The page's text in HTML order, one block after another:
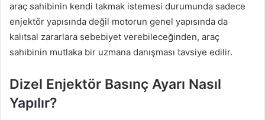
araç sahibinin kendi takmak istemesi durumunda sadece
enjektör yapısında değil motorun genel yapısında da
kalıtsal zararlara sebebiyet verebileceğinden, araç
sahibinin mutlaka bir uzmana danışması tavsiye edilir.
Dizel Enjektör Basınç Ayarı Nasıl
Yapılır?